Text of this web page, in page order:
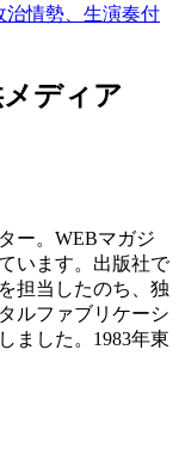
治情勢、生演奏付
ディア
ー。WEBマガジ
います。出版社で
担当したのち、独
ルファブリケーシ
ました。1983年東